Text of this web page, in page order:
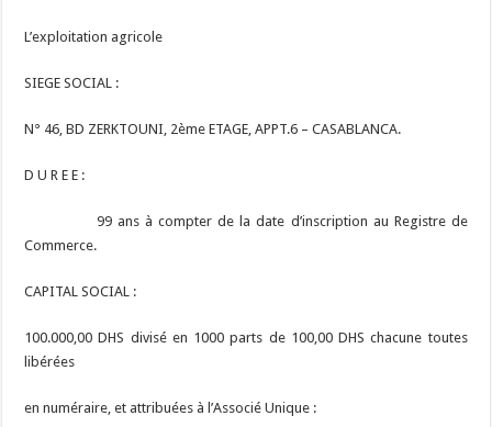
L’exploitation agricole
SIEGE SOCIAL :
N° 46, BD ZERKTOUNI, 2ème ETAGE, APPT.6 – CASABLANCA.
D U R E E :
99 ans à compter de la date d’inscription au Registre de
Commerce.
CAPITAL SOCIAL :
100.000,00 DHS divisé en 1000 parts de 100,00 DHS chacune toutes
libérées
en numéraire, et attribuées à l’Associé Unique :